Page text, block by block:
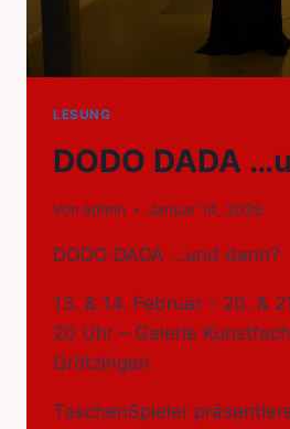
LESUNG
DODO DADA
Von admin Januar 14, 2026
DODO DADA …und dann?
13. & 14. Februar – 20. &
20 Uhr – Galerie
Grötzingen
TaschenSpieler